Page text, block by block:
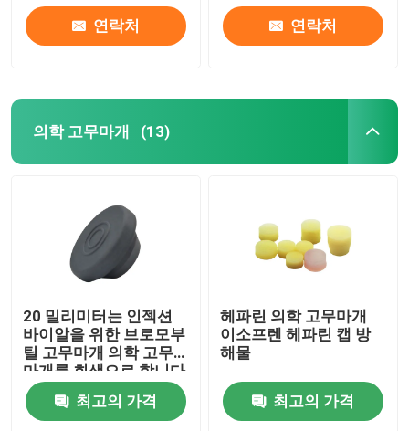
연락처 연락처
의학 고무마개 (13)
20 밀리미터는 인젝션
바이알을 위한 브로모부
틸 고무마개 의학 고무
마개를 회색으로 합니다
최고의 가격
헤파린 의학 고무마개
이소프렌 헤파린 캡 방
해물
최고의 가격